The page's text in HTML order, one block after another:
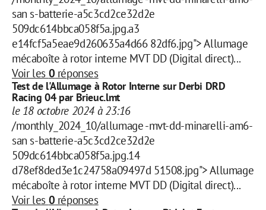
san s-batterie-a5c3cd2ce32d2e
509dc614bbca058f5a.jpg.a3
e14fcf5a5eae9d260635a4d66 82df6.jpg"> Allumage
mécaboîte à rotor interne MVT DD (Digital direct)...
Voir les 0 réponses
Test de l'Allumage à Rotor Interne sur Derbi DRD
Racing 04 par Brieuc.lmt
le 18 octobre 2024 à 23:16
/monthly_2024_10/allumage -mvt-dd-minarelli-am6-
san s-batterie-a5c3cd2ce32d2e
509dc614bbca058f5a.jpg.14
d78ef8ded3e1c24758a09497d 51508.jpg"> Allumage
mécaboîte à rotor interne MVT DD (Digital direct)...
Voir les 0 réponses